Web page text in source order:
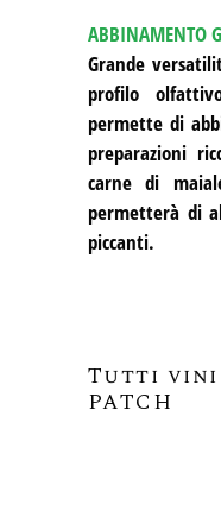
ABBINAMENTO
Grande
profilo
permette di
preparazioni
carne di
permetterà di
piccanti.
Tutti vini
PATCH